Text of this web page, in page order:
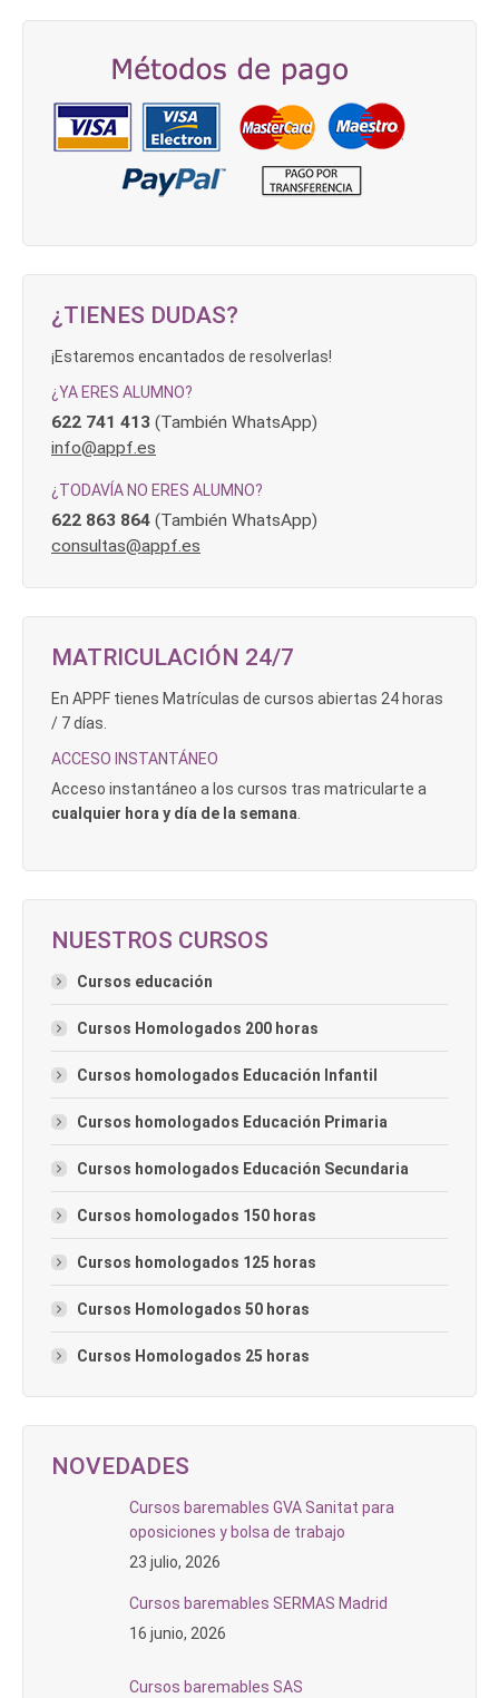
¿TIENES DUDAS?
¡Estaremos encantados de resolverlas!
¿YA ERES ALUMNO?
622 741 413 (También WhatsApp)
info@appf.es
¿TODAVÍA NO ERES ALUMNO?
622 863 864 (También WhatsApp)
consultas@appf.es
MATRICULACIÓN 24/7
En APPF tienes Matrículas de cursos abiertas 24 horas
/ 7 días.
ACCESO INSTANTÁNEO
Acceso instantáneo a los cursos tras matricularte a
cualquier hora y día de la semana
NUESTROS CURSOS
Cursos educación
Cursos Homologados 200 horas
Cursos homologados Educación Infantil
Cursos homologados Educación Primaria
Cursos homologados Educación Secundaria
Cursos homologados 150 horas
Cursos homologados 125 horas
Cursos Homologados 50 horas
Cursos Homologados 25 horas
NOVEDADES
Cursos baremables GVA Sanitat para
oposiciones y bolsa de trabajo
23 julio, 2026
Cursos baremables SERMAS Madrid
16 junio, 2026
Cursos baremables SAS